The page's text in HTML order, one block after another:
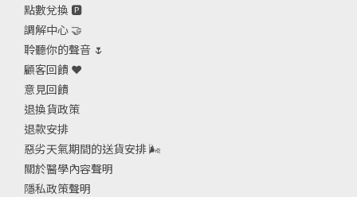
點數兌換 🅿️
調解中心 🤝
聆聽你的聲音 🌷
顧客回饋 ❤️
意見回饋
退換貨政策
退款安排
惡劣天氣期間的送貨安排🌬
關於醫學內容聲明
隱私政策聲明